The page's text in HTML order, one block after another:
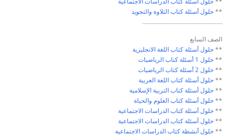
**حلول أسئلة كتابالتلاوة والتجويد
…………………………………………….
الصف السابع
**حلول أسئلة كتاباللغة الانجليزية
**حلول 1 أسئلة كتاب
الرياضيات
**حلول 2 أسئلة كتاب
الرياضيات
**حلول أسئلة كتاباللغة العربية
**حلول أسئلة كتابالتربية الإسلامية
**حلول أسئلة كتابالعلوم والحياة
**حلول أسئلة كتابالدراسات الاجتماعية
**حلول أسئلة كتابالدراسات الاجتماعية
**حلول أنشطة كتابالدراسات الاجتماعية